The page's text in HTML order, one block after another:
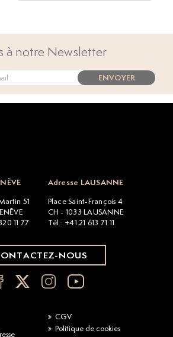
à notre Newsletter
ENVOYER
51
11 77
Adresse LAUSANNE
Place Saint-François 4
CH - 1033 LAUSANNE
Tél : +41 21 613 71 11
NOUS
CGV
Politique de cookies